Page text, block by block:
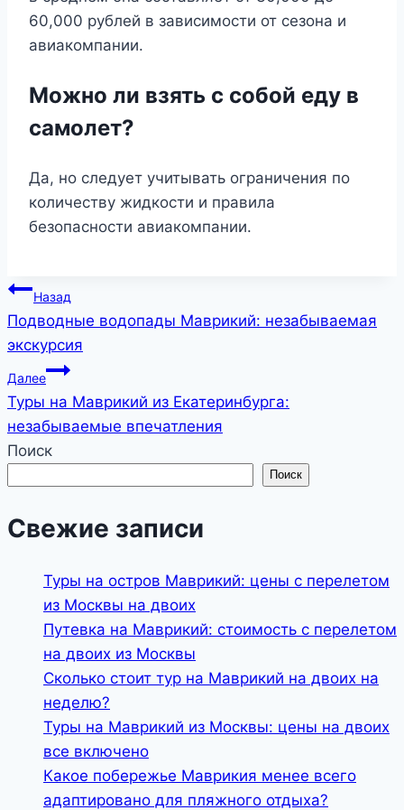
60,000 рублей в зависимости от сезона и
авиакомпании.
Можно ли взять с собой еду в
самолет?
Да, но следует учитывать ограничения по
количеству жидкости и правила
безопасности авиакомпании.
Навигация
по
записям
Назад
Подводные водопады Маврикий: незабываемая
экскурсия
Далее
Туры на Маврикий из Екатеринбурга:
незабываемые впечатления
Поиск
Поиск
Свежие записи
Туры на остров Маврикий: цены с перелетом
из Москвы на двоих
Путевка на Маврикий: стоимость с перелетом
на двоих из Москвы
Сколько стоит тур на Маврикий на двоих на
неделю?
Туры на Маврикий из Москвы: цены на двоих
все включено
Какое побережье Маврикия менее всего
адаптировано для пляжного отдыха?